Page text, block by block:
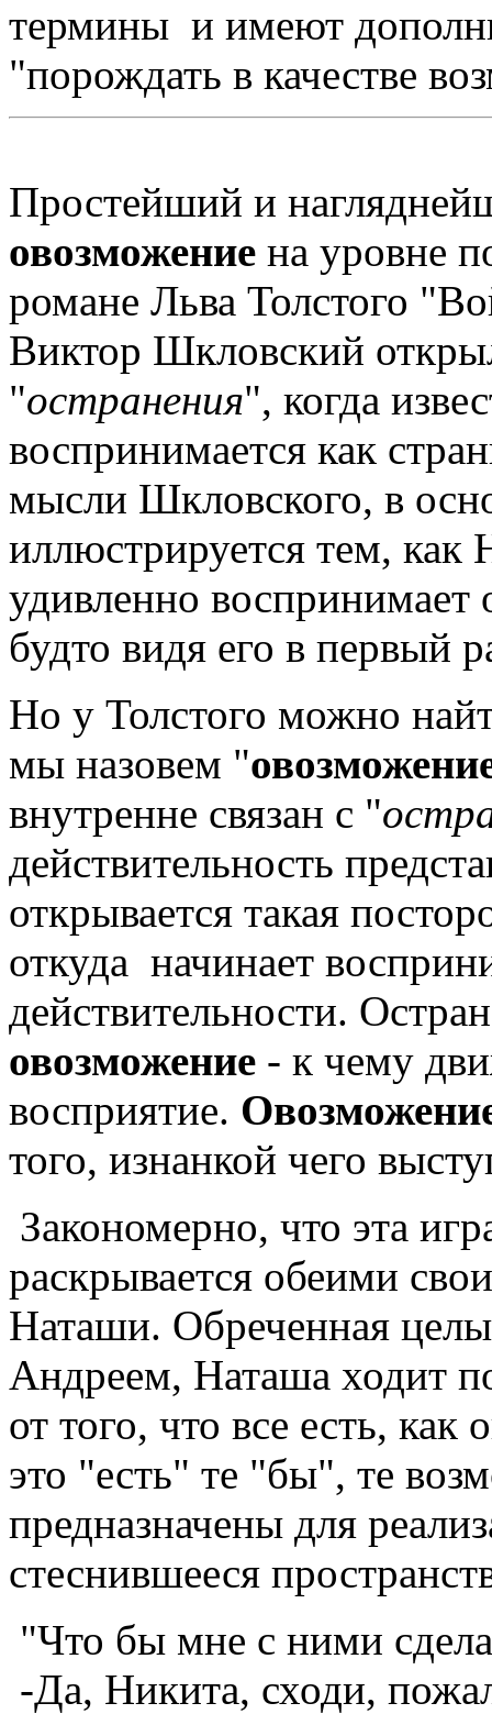
термины и имеют
"порождать в качестве
Простейший и
овозможение на уровне
романе Льва Толстого
Виктор Шкловский
"остранения", когда
воспринимается как
мысли Шкловского, в
иллюстрируется тем, как
удивленно воспринимает
будто видя его в первый
Но у Толстого можно
мы назовем "
внутренне связан с "
действительность
открывается такая
откуда начинает
действительности.
овозможение - к чему
восприятие.
того, изнанкой чего
Закономерно, что эта
раскрывается обеими
Наташи. Обреченная
Андреем, Наташа ходит
от того, что все есть,
это "есть" те "бы", те
предназначены для
стеснившееся
"Что бы мне с ними
-Да, Никита, сходи,